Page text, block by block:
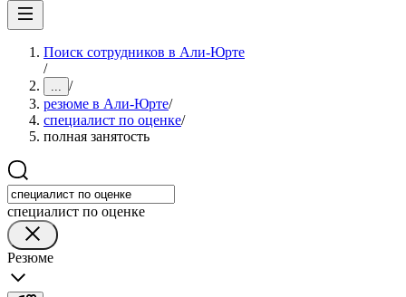
Поиск сотрудников в Али-Юрте
/
... /
резюме в Али-Юрте/
специалист по оценке/
полная занятость
специалист по оценке
Резюме